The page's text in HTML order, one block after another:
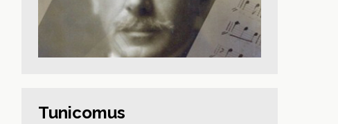
Tunicomus